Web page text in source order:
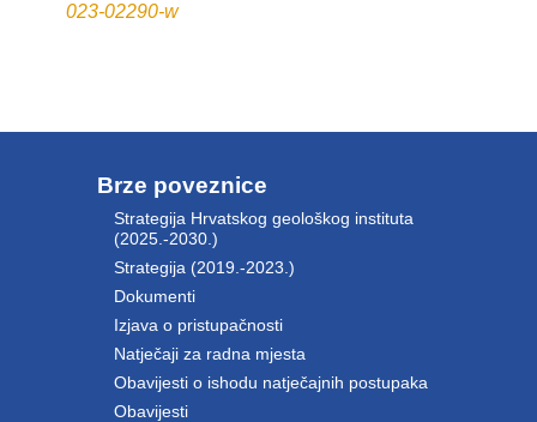
023-02290-w
Brze poveznice
Strategija Hrvatskog geološkog instituta
(2025.-2030.)
Strategija (2019.-2023.)
Dokumenti
Izjava o pristupačnosti
Natječaji za radna mjesta
Obavijesti o ishodu natječajnih postupaka
Obavijesti